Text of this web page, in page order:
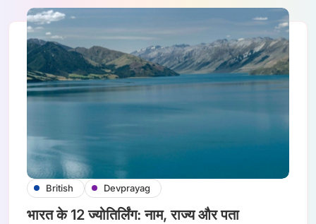
British Devprayag
भारत के 12 ज्योतिर्लिंग: नाम, राज्य और पता